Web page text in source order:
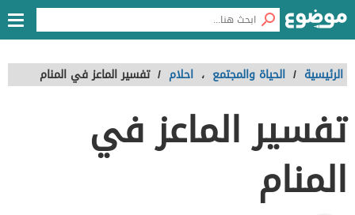
الرئيسية / الحياة والمجتمع ، احلام / تفسير الماعز في المنام
تفسير الماعز في
المنام